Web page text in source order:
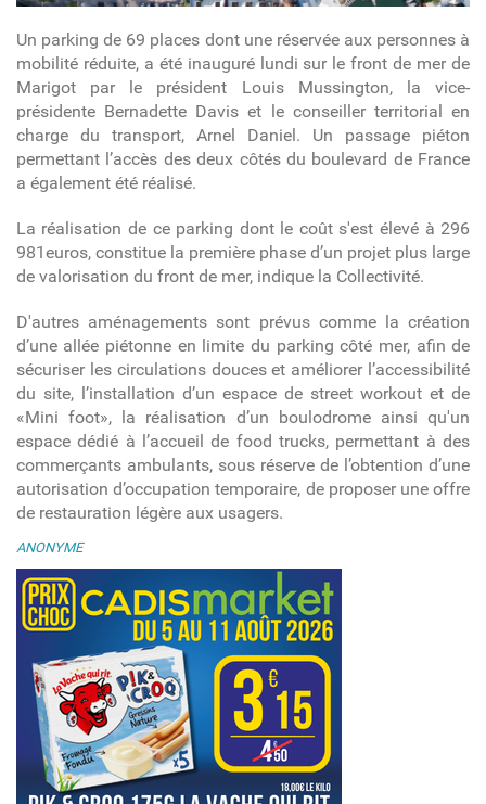
Un parking de 69 places dont une réservée aux personnes à
mobilité réduite, a été inauguré lundi sur le front de mer de
Marigot par le président Louis Mussington, la vice-
présidente Bernadette Davis et le conseiller territorial en
charge du transport, Arnel Daniel. Un passage piéton
permettant l’accès des deux côtés du boulevard de France
a également été réalisé.
La réalisation de ce parking dont le coût s'est élevé à 296
981euros, constitue la première phase d’un projet plus large
de valorisation du front de mer, indique la Collectivité.
D'autres aménagements sont prévus comme la création
d’une allée piétonne en limite du parking côté mer, afin de
sécuriser les circulations douces et améliorer l’accessibilité
du site, l’installation d’un espace de street workout et de
«Mini foot», la réalisation d’un boulodrome ainsi qu'un
espace dédié à l’accueil de food trucks, permettant à des
commerçants ambulants, sous réserve de l’obtention d’une
autorisation d’occupation temporaire, de proposer une offre
de restauration légère aux usagers.
ANONYME